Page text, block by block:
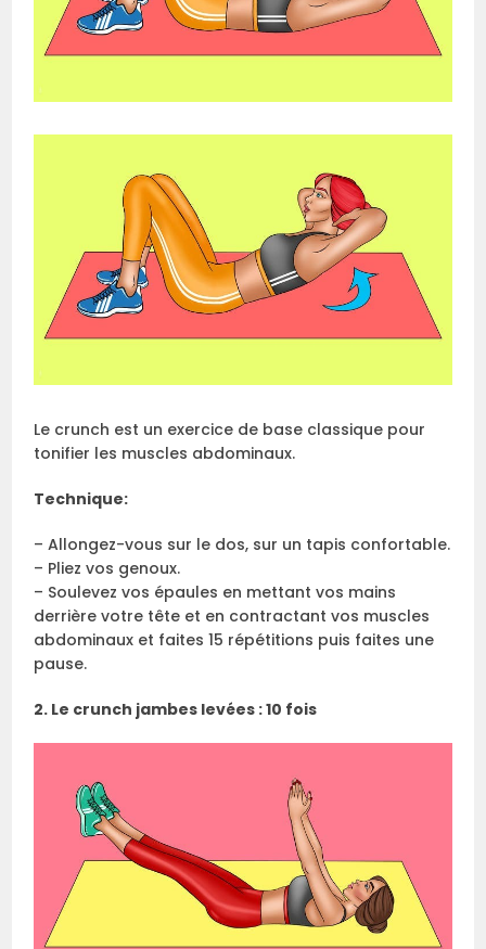
Le crunch est un exercice de base classique pour
tonifier les muscles abdominaux.
Technique:
– Allongez-vous sur le dos, sur un tapis confortable.
– Pliez vos genoux.
– Soulevez vos épaules en mettant vos mains
derrière votre tête et en contractant vos muscles
abdominaux et faites 15 répétitions puis faites une
pause.
2. Le crunch jambes levées : 10 fois